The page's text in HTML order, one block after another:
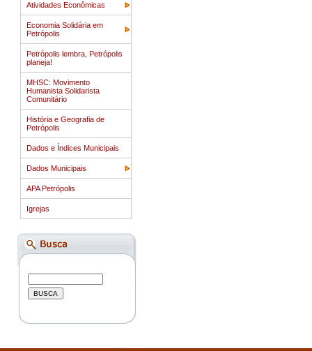
Atividades Econômicas
Economia Solidária em
Petrópolis
Petrópolis lembra, Petrópolis
planeja!
MHSC: Movimento
Humanista Solidarista
Comunitário
História e Geografia de
Petrópolis
Dados e Índices Municipais
Dados Municipais
APA Petrópolis
Igrejas